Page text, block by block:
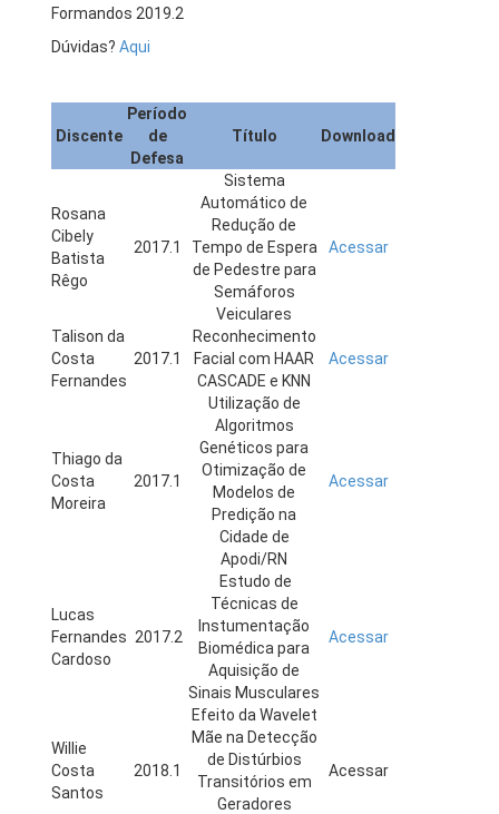
Formandos 2019.2
Dúvidas? Aqui
Discente
Período
de
Defesa
Título Download
Rosana
Cibely
Batista
Rêgo
2017.1
Sistema
Automático de
Redução de
Tempo de Espera
de Pedestre para
Semáforos
Veiculares
Acessar
Talison da
Costa
Fernandes
2017.1
Reconhecimento
Facial com HAAR
CASCADE e KNN
Acessar
Thiago da
Costa
Moreira
2017.1
Utilização de
Algoritmos
Genéticos para
Otimização de
Modelos de
Predição na
Cidade de
Apodi/RN
Acessar
Lucas
Fernandes
Cardoso
2017.2
Estudo de
Técnicas de
Instumentação
Biomédica para
Aquisição de
Sinais Musculares
Acessar
Willie
Costa
Santos
2018.1
Efeito da Wavelet
Mãe na Detecção
de Distúrbios
Transitórios em
Geradores
Acessar